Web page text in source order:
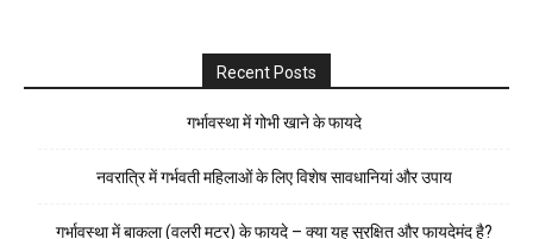
Recent Posts
गर्भावस्था में गोभी खाने के फायदे
नवरात्रि में गर्भवती महिलाओं के लिए विशेष सावधानियां और उपाय
गर्भावस्था में बाकला (वलरी मटर) के फायदे – क्या यह सुरक्षित और फायदेमंद है?